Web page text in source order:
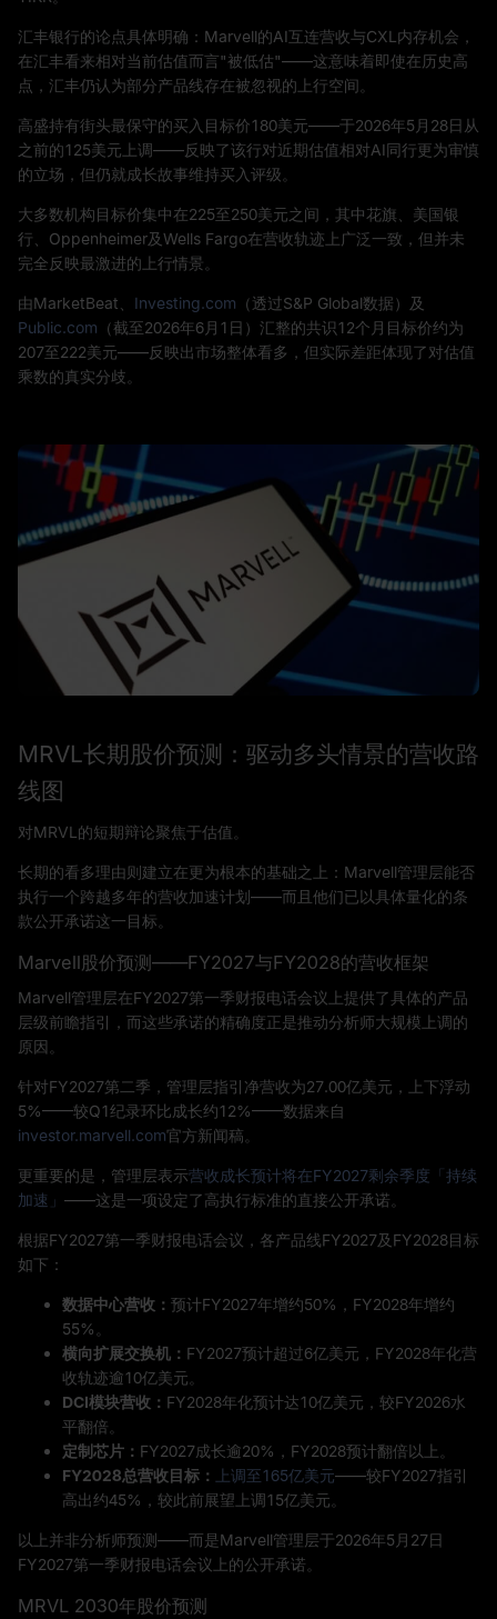
汇丰银行的论点具体明确：Marvell的AI互连营收与CXL内存机会，
在汇丰看来相对当前估值而言"被低估"——这意味着即使在历史高
点，汇丰仍认为部分产品线存在被忽视的上行空间。
高盛持有街头最保守的买入目标价180美元——于2026年5月28日从
之前的125美元上调——反映了该行对近期估值相对AI同行更为审慎
的立场，但仍就成长故事维持买入评级。
大多数机构目标价集中在225至250美元之间，其中花旗、美国银
行、Oppenheimer及Wells Fargo在营收轨迹上广泛一致，但并未
完全反映最激进的上行情景。
由MarketBeat、 Investing.com （透过S&P Global数据）及
Public.com （截至2026年6月1日）汇整的共识12个月目标价约为
207至222美元——反映出市场整体看多，但实际差距体现了对估值
乘数的真实分歧。
MRVL长期股价预测：驱动多头情景的营收路
线图
对MRVL的短期辩论聚焦于估值。
长期的看多理由则建立在更为根本的基础之上：Marvell管理层能否
执行一个跨越多年的营收加速计划——而且他们已以具体量化的条
款公开承诺这一目标。
Marvell股价预测——FY2027与FY2028的营收框架
Marvell管理层在FY2027第一季财报电话会议上提供了具体的产品
层级前瞻指引，而这些承诺的精确度正是推动分析师大规模上调的
原因。
针对FY2027第二季，管理层指引净营收为27.00亿美元，上下浮动
5%——较Q1纪录环比成长约12%——数据来自
investor.marvell.com官方新闻稿。
更重要的是，管理层表示营收成长预计将在FY2027剩余季度「持续
加速」 ——这是一项设定了高执行标准的直接公开承诺。
根据FY2027第一季财报电话会议，各产品线FY2027及FY2028目标
如下：
数据中心营收： 预计FY2027年增约50%，FY2028年增约
55%。
横向扩展交换机： FY2027预计超过6亿美元，FY2028年化营
收轨迹逾10亿美元。
DCI模块营收： FY2028年化预计达10亿美元，较FY2026水
平翻倍。
定制芯片： FY2027成长逾20%，FY2028预计翻倍以上。
FY2028总营收目标：
上调至165亿美元——较FY2027指引
高出约45%，较此前展望上调15亿美元。
以上并非分析师预测——而是Marvell管理层于2026年5月27日
FY2027第一季财报电话会议上的公开承诺。
MRVL 2030年股价预测